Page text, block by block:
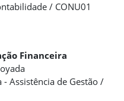
/ CONU01
Financeira
- Assistência de Gestão /